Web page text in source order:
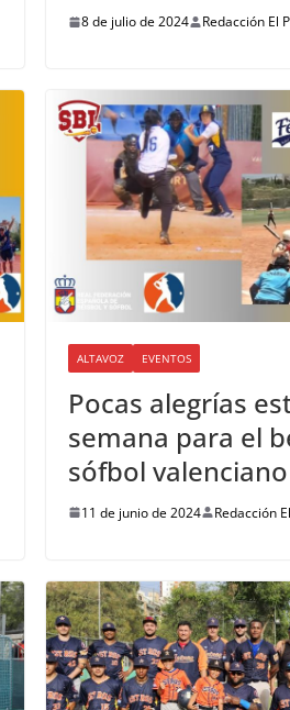
8 de julio de 2024 Redacción El
ALTAVOZ EVENTOS
Pocas alegrías
semana para el
sófbol valenciano
11 de junio de 2024 Redacción